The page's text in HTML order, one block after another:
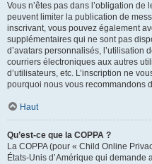
Vous n’êtes pas dans l’obligation
peuvent limiter la publication de
inscrivant, vous pouvez également
supplémentaires qui ne sont pas
d’avatars personnalisés, l’utilisation
courriers électroniques aux autres
d’utilisateurs, etc. L’inscription ne
pourquoi nous vous recommandons
Haut
Qu’est-ce que la COPPA ?
La COPPA (pour « Child Online
États-Unis d’Amérique qui demande